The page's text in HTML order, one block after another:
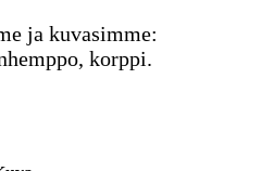
ja kuvasimme:
korppi.